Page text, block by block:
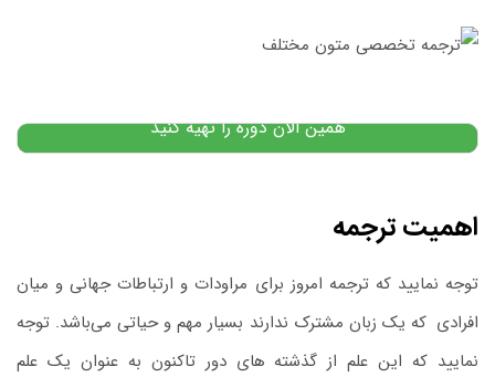
پکیج آموزش زبان انگلیسی: از مبتدی تا پیشرفته
همین الان دوره را تهیه کنید
اهمیت ترجمه
توجه نمایید که ترجمه امروز برای مراودات و ارتباطات جهانی و میان
افرادی که یک ‌زبان مشترک ندارند بسیار مهم و حیاتی می‌باشد. توجه
نمایید که این علم از گذشته ‌های دور تاکنون به‌ عنوان یک علم